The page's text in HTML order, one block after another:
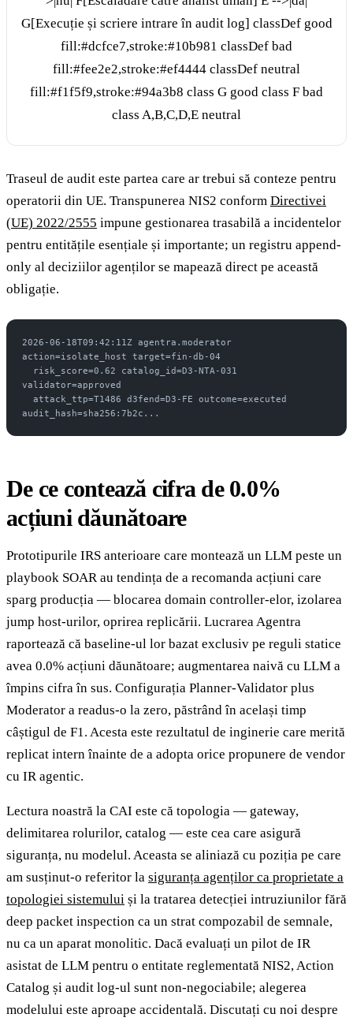
G[Execuție și scriere intrare în audit log] classDef good
fill:#dcfce7,stroke:#10b981 classDef bad
fill:#fee2e2,stroke:#ef4444 classDef neutral
fill:#f1f5f9,stroke:#94a3b8 class G good class F bad
class A,B,C,D,E neutral
Traseul de audit este partea care ar trebui să conteze pentru
operatorii din UE. Transpunerea NIS2 conform Directivei
(UE) 2022/2555 impune gestionarea trasabilă a incidentelor
pentru entitățile esențiale și importante; un registru append-
only al deciziilor agenților se mapează direct pe această
obligație.
2026-06-18T09:42:11Z agentra.moderator
action=isolate_host target=fin-db-04
validator=approved
audit_hash=sha256:7b2c...
De ce contează cifra de 0.0%
acțiuni dăunătoare
Prototipurile IRS anterioare care montează un LLM peste un
playbook SOAR au tendința de a recomanda acțiuni care
sparg producția — blocarea domain controller-elor, izolarea
jump host-urilor, oprirea replicării. Lucrarea Agentra
raportează că baseline-ul lor bazat exclusiv pe reguli statice
avea 0.0% acțiuni dăunătoare; augmentarea naivă cu LLM a
împins cifra în sus. Configurația Planner-Validator plus
Moderator a readus-o la zero, păstrând în același timp
câștigul de F1. Acesta este rezultatul de inginerie care merită
replicat intern înainte de a adopta orice propunere de vendor
cu IR agentic.
Lectura noastră la CAI este că topologia — gateway,
delimitarea rolurilor, catalog — este cea care asigură
siguranța, nu modelul. Aceasta se aliniază cu poziția pe care
am susținut-o referitor la siguranța agenților ca proprietate a
topologiei sistemului și la tratarea detecției intruziunilor fără
deep packet inspection ca un strat compozabil de semnale,
nu ca un aparat monolitic. Dacă evaluați un pilot de IR
asistat de LLM pentru o entitate reglementată NIS2, Action
Catalog și audit log-ul sunt non-negociabile; alegerea
modelului este aproape accidentală. Discutați cu noi despre